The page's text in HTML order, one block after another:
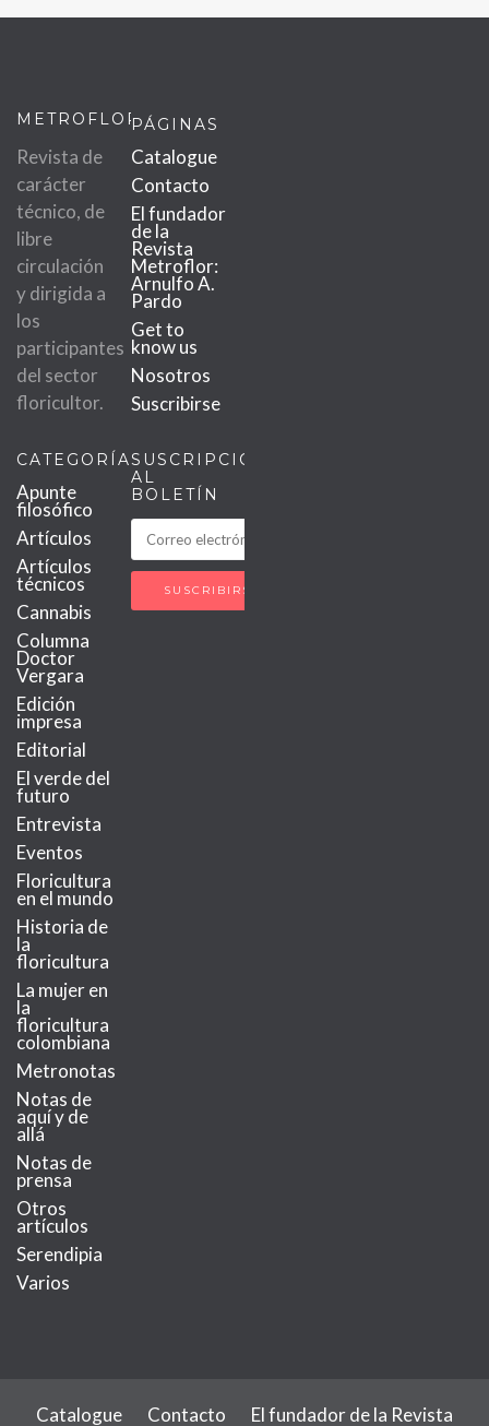
METROFLOR
Revista de
carácter
técnico, de
libre
circulación
y dirigida a
los
participantes
del sector
floricultor.
PÁGINAS
Catalogue
Contacto
El fundador
de la
Revista
Metroflor:
Arnulfo A.
Pardo
Get to
know us
Nosotros
Suscribirse
CATEGORÍAS
Apunte
filosófico
Artículos
Artículos
técnicos
Cannabis
Columna
Doctor
Vergara
Edición
impresa
Editorial
El verde del
futuro
Entrevista
Eventos
Floricultura
en el mundo
Historia de
la
floricultura
La mujer en
la
floricultura
colombiana
Metronotas
Notas de
aquí y de
allá
Notas de
prensa
Otros
artículos
Serendipia
Varios
SUSCRIPCIÓN
AL
BOLETÍN
Catalogue Contacto El fundador de la Revista